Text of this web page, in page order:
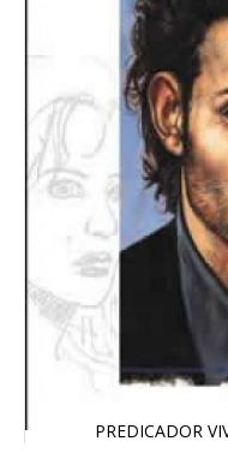
PREDICADOR